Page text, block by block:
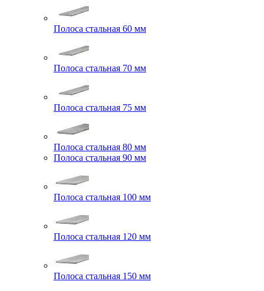
Полоса стальная 60 мм
Полоса стальная 70 мм
Полоса стальная 75 мм
Полоса стальная 80 мм
Полоса стальная 90 мм
Полоса стальная 100 мм
Полоса стальная 120 мм
Полоса стальная 150 мм